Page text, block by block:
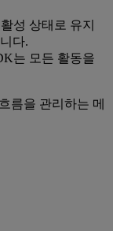
성 상태로 유지
다.
는 모든 활동을
름을 관리하는 메